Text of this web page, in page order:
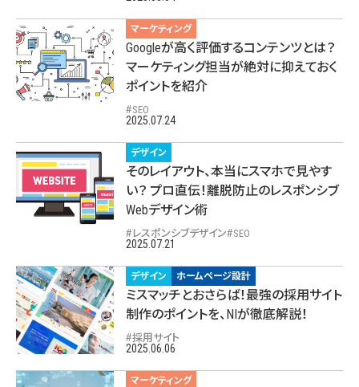
マーケティング
Googleが高く評価するコンテンツとは？
マーケティング担当が絶対に抑えておく
ポイントを紹介
SEO
2025.07.24
デザイン
そのレイアウト、本当にスマホで見やす
い？ プロ直伝！離脱防止のレスポンシブ
Webデザイン術
レスポンシブデザイン SEO
2025.07.21
デザイン ホームページ設計
ミスマッチとおさらば！最強の採用サイト
制作のポイントを、NIが徹底解説！
採用サイト
2025.06.06
マーケティング